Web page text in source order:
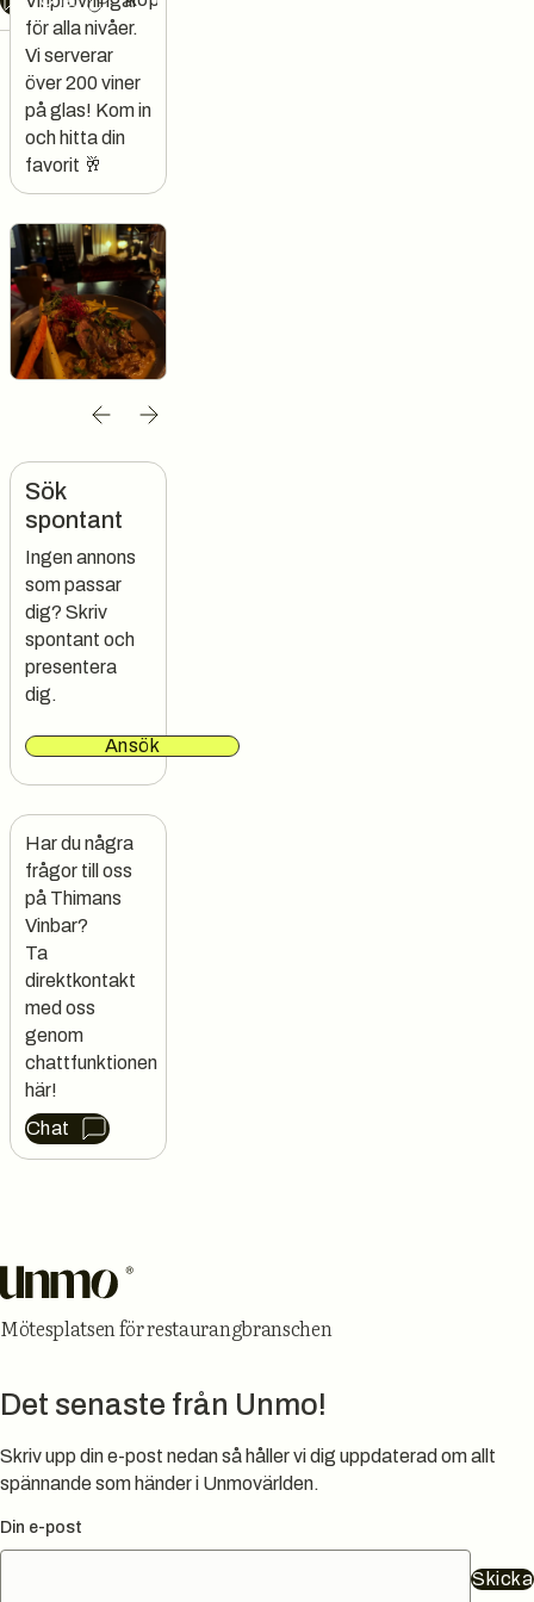
för alla nivåer.
Vi serverar
över 200 viner
på glas! Kom in
och hitta din
favorit 🥂
Sök
spontant
Ingen annons
som passar
dig? Skriv
spontant och
presentera
dig.
Ansök
Har du några
frågor till oss
på Thimans
Vinbar?
Ta
direktkontakt
med oss
genom
chattfunktionen
här!
Chat
Mötesplatsen för restaurangbranschen
Det senaste från Unmo!
Skriv upp din e-post nedan så håller vi dig uppdaterad om allt
spännande som händer i Unmovärlden.
Din e-post
Skicka